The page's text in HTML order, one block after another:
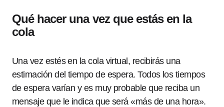
Qué hacer una vez que estás en la
cola
Una vez estés en la cola virtual, recibirás una
estimación del tiempo de espera. Todos los tiempos
de espera varían y es muy probable que reciba un
mensaje que le indica que será «más de una hora».